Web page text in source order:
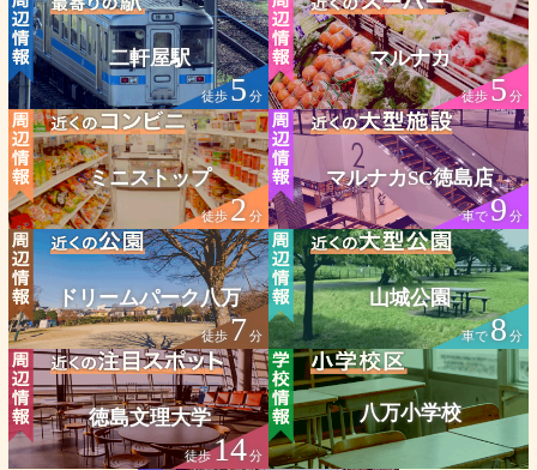
二軒屋駅
徒歩5 分
マルナカ
徒歩5分
ミニストップ
徒歩2分
マルナカSC徳島店
車で9分
ドリームパーク八万
徒歩7分
山城公園
車で8 分
徳島文理大学
徒歩14分
八万小学校